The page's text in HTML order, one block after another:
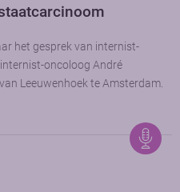
het gesprek van internist-
oncoloog André
Leeuwenhoek te Amsterdam.